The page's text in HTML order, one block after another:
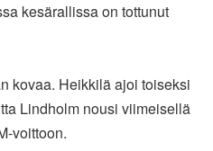
kesärallissa on tottunut
kovaa. Heikkilä ajoi toiseksi
Lindholm nousi viimeisellä
voittoon.